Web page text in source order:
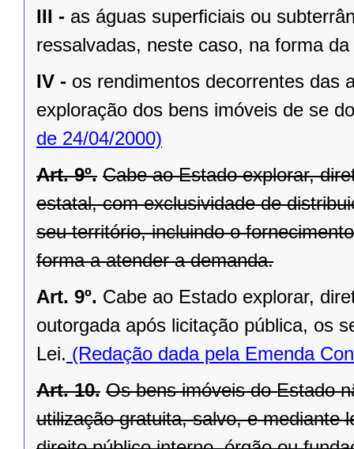
III - as águas superﬁciais ou
ressalvadas, neste caso, na forma
IV - os rendimentos decorrentes das
exploração dos bens imóveis de se
de 24/04/2000)
Art. 9º. Cabe ao Estado explorar,
estatal, com exclusividade de
seu território, incluindo o
forma a atender a demanda.
Art. 9º. Cabe ao Estado explorar,
outorgada após licitação pública, os
Lei. (Redação dada pela Emenda
Art. 10. Os bens imóveis do Estado
utilização gratuita, salvo, e mediante